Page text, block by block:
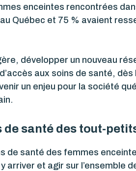
enceintes rencontrées
Québec et 75 % avaient
développer un nouveau
aux soins de santé,
un enjeu pour la société
de santé des tout-
de santé des femmes
arriver et agir sur l’ensemble